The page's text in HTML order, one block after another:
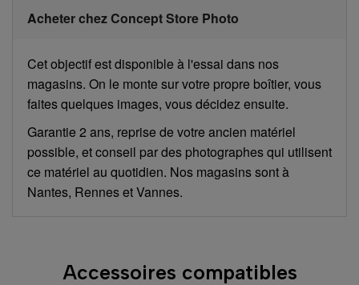
Acheter chez Concept Store Photo
Cet objectif est disponible à l'essai dans nos
magasins. On le monte sur votre propre boîtier, vous
faites quelques images, vous décidez ensuite.
Garantie 2 ans, reprise de votre ancien matériel
possible, et conseil par des photographes qui utilisent
ce matériel au quotidien. Nos magasins sont à
Nantes, Rennes et Vannes.
Accessoires compatibles